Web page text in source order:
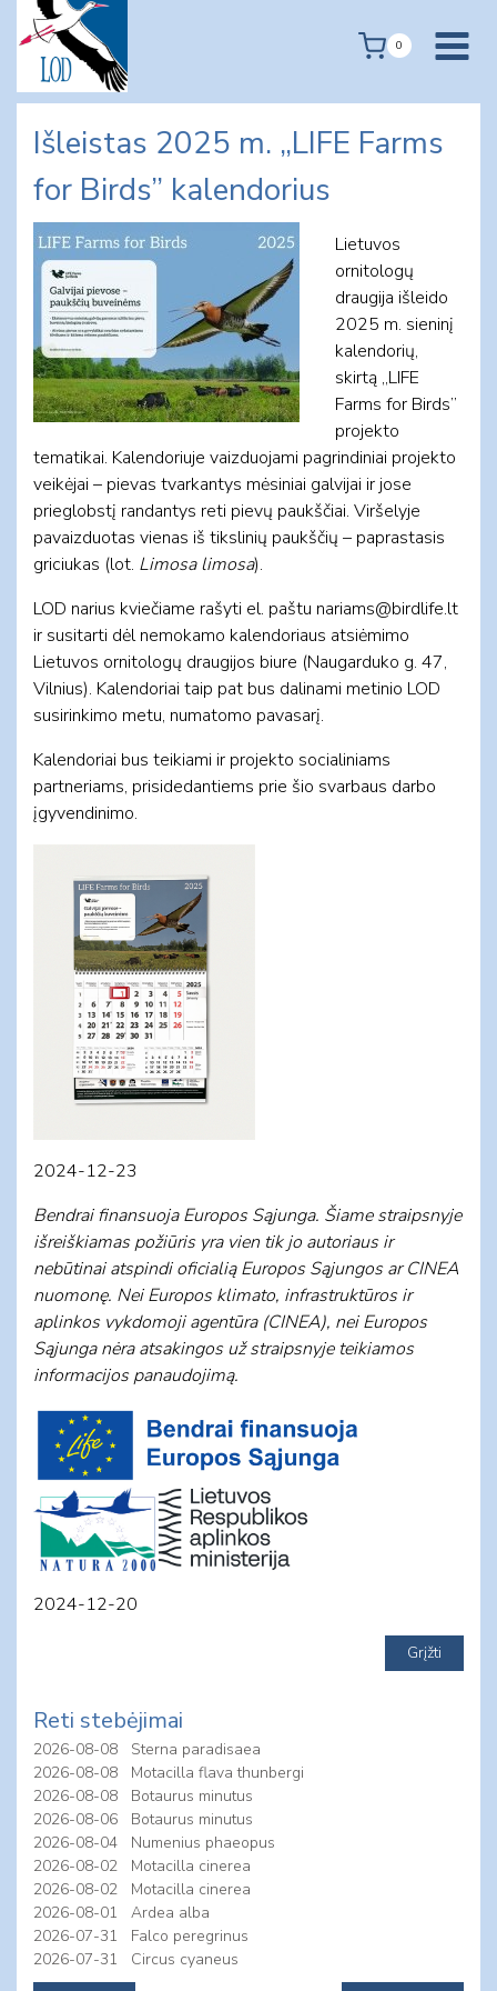
content
0
Išleistas 2025 m. „LIFE Farms
for Birds” kalendorius
Lietuvos
ornitologų
draugija išleido
2025 m. sieninį
kalendorių,
skirtą „LIFE
Farms for Birds”
projekto
tematikai. Kalendoriuje vaizduojami pagrindiniai projekto
veikėjai – pievas tvarkantys mėsiniai galvijai ir jose
prieglobstį randantys reti pievų paukščiai. Viršelyje
pavaizduotas vienas iš tikslinių paukščių – paprastasis
griciukas (lot. Limosa limosa).
LOD narius kviečiame rašyti el. paštu nariams@birdlife.lt
ir susitarti dėl nemokamo kalendoriaus atsiėmimo
Lietuvos ornitologų draugijos biure (Naugarduko g. 47,
Vilnius). Kalendoriai taip pat bus dalinami metinio LOD
susirinkimo metu, numatomo pavasarį.
Kalendoriai bus teikiami ir projekto socialiniams
partneriams, prisidedantiems prie šio svarbaus darbo
įgyvendinimo.
2024-12-23
Bendrai finansuoja Europos Sąjunga. Šiame straipsnyje
išreiškiamas požiūris yra vien tik jo autoriaus ir
nebūtinai atspindi oficialią Europos Sąjungos ar CINEA
nuomonę. Nei Europos klimato, infrastruktūros ir
aplinkos vykdomoji agentūra (CINEA), nei Europos
Sąjunga nėra atsakingos už straipsnyje teikiamos
informacijos panaudojimą.
2024-12-20
Reti stebėjimai
2026-08-08
Sterna paradisaea
2026-08-08
Motacilla flava thunbergi
2026-08-08
Botaurus minutus
2026-08-06
Botaurus minutus
2026-08-04
Numenius phaeopus
2026-08-02
Motacilla cinerea
2026-08-02
Motacilla cinerea
2026-08-01
Ardea alba
2026-07-31
Falco peregrinus
2026-07-31
Circus cyaneus